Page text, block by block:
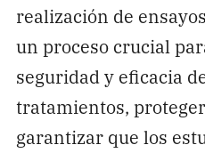
realización de
un proceso crucial
seguridad y eficacia
tratamientos,
garantizar que los